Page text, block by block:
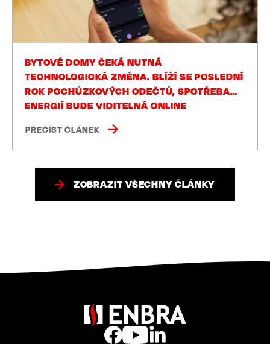
BYTOVÉ DOMY ČEKÁ NUTNÁ
TECHNOLOGICKÁ ZMĚNA. BLÍŽÍ SE POSLEDNÍ
ROK POCHŮZKOVÝCH ODEČTŮ, SPOTŘEBA
ENERGIÍ BUDE VIDITELNÁ ONLINE
PŘEČÍST ČLÁNEK
ZOBRAZIT VŠECHNY ČLÁNKY